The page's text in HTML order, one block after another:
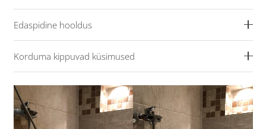
Edaspidine hooldus
Korduma kippuvad küsimused